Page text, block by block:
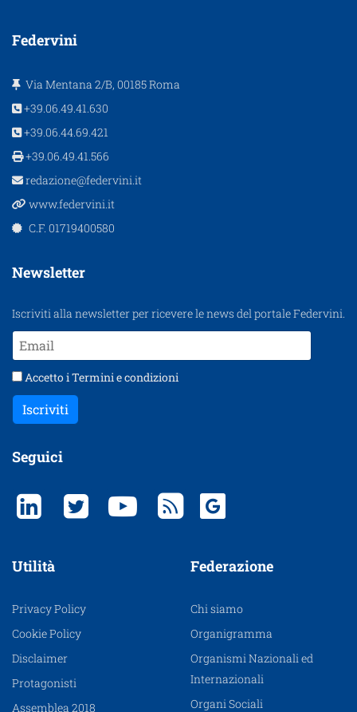
Federvini
Via Mentana 2/B, 00185 Roma
+39.06.49.41.630
+39.06.44.69.421
+39.06.49.41.566
redazione@federvini.it
www.federvini.it
C.F. 01719400580
Newsletter
Iscriviti alla newsletter per ricevere le news del portale Federvini.
Accetto iTermini e condizioni
Iscriviti
Seguici
Utilità
Privacy Policy
Cookie Policy
Disclaimer
Protagonisti
Assemblea 2018
Federazione
Chi siamo
Organigramma
Organismi Nazionali ed
Internazionali
Organi Sociali